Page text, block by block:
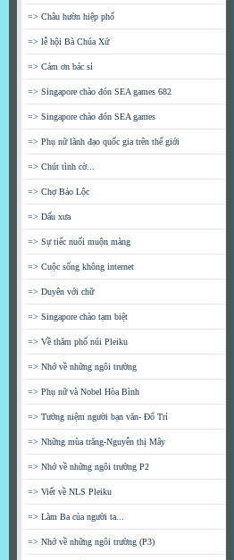
=> Châu hườn hiệp phố
=> lễ hội Bà Chúa Xứ
=> Cám ơn bác sỉ
=> Singapore chào đón SEA games 682
=> Singapore chào đón SEA games
=> Phụ nữ lãnh đạo quốc gia trên thế giới
=> Chút tình cờ...
=> Chợ Bảo Lộc
=> Dấu xưa
=> Sự tiếc nuối muộn màng
=> Cuộc sống không internet
=> Duyên với chữ
=> Singapore chào tạm biệt
=> Về thăm phố núi Pleiku
=> Nhớ về những ngôi trường
=> Phụ nữ và Nobel Hòa Bình
=> Tưởng niệm người bạn văn- Đổ Trí
=> Những mùa trăng-Nguyễn thị Mây
=> Nhớ về những ngôi trường P2
=> Viết về NLS Pleiku
=> Làm Ba của người ta...
=> Nhớ về những ngôi trường (P3)